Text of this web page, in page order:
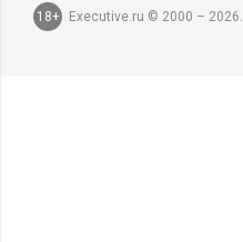
18+
Executive.ru © 2000 – 2026.